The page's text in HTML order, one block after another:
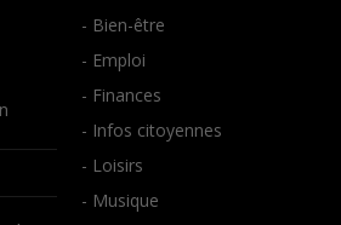
- Bien-être
- Emploi
- Finances
- Infos citoyennes
- Loisirs
- Musique